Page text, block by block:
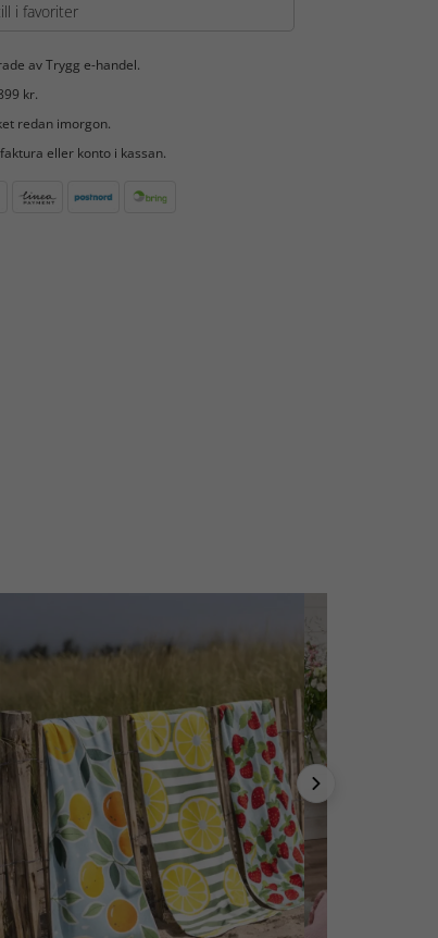
i favoriter
av Trygg e-handel.
kr.
redan imorgon.
eller konto i kassan.